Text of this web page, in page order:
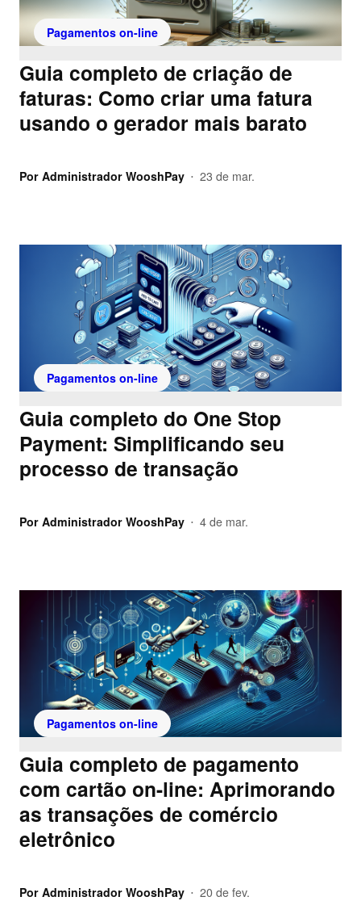
Pagamentos on-line
Guia completo de criação de
faturas: Como criar uma fatura
usando o gerador mais barato
Por Administrador WooshPay • 23 de mar.
Pagamentos on-line
Guia completo do One Stop
Payment: Simplificando seu
processo de transação
Por Administrador WooshPay • 4 de mar.
Pagamentos on-line
Guia completo de pagamento
com cartão on-line: Aprimorando
as transações de comércio
eletrônico
Por Administrador WooshPay • 20 de fev.